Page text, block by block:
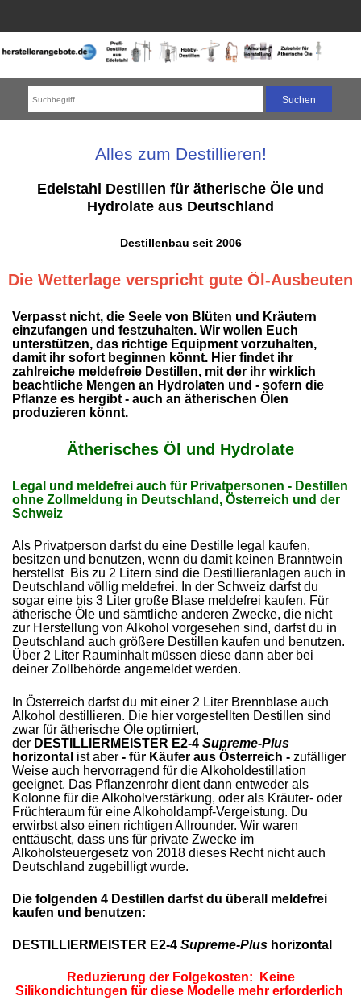
Alles zum Destillieren!
Edelstahl Destillen für ätherische Öle und
Hydrolate aus Deutschland
Destillenbau seit 2006
Die Wetterlage verspricht gute Öl-Ausbeuten
Verpasst nicht, die Seele von Blüten und Kräutern
einzufangen und festzuhalten. Wir wollen Euch
unterstützen, das richtige Equipment vorzuhalten,
damit ihr sofort beginnen könnt. Hier findet ihr
zahlreiche meldefreie Destillen, mit der ihr wirklich
beachtliche Mengen an Hydrolaten und - sofern die
Pflanze es hergibt - auch an ätherischen Ölen
produzieren könnt.
Ätherisches Öl und Hydrolate
Legal und meldefrei auch für Privatpersonen - Destillen
ohne Zollmeldung in Deutschland, Österreich und der
Schweiz
Als Privatperson darfst du eine Destille legal kaufen,
besitzen und benutzen, wenn du damit keinen Branntwein
herstellst. Bis zu 2 Litern sind die Destillieranlagen auch in
Deutschland völlig meldefrei. In der Schweiz darfst du
sogar eine bis 3 Liter große Blase meldefrei kaufen. Für
ätherische Öle und sämtliche anderen Zwecke, die nicht
zur Herstellung von Alkohol vorgesehen sind, darfst du in
Deutschland auch größere Destillen kaufen und benutzen.
Über 2 Liter Rauminhalt müssen diese dann aber bei
deiner Zollbehörde angemeldet werden.
In Österreich darfst du mit einer 2 Liter Brennblase auch
Alkohol destillieren. Die hier vorgestellten Destillen sind
zwar für ätherische Öle optimiert,
der DESTILLIERMEISTER E2-4Supreme-Plus
horizontal ist aber- für Käufer aus Österreich - zufälliger
Weise auch hervorragend für die Alkoholdestillation
geeignet. Das Pflanzenrohr dient dann entweder als
Kolonne für die Alkoholverstärkung, oder als Kräuter- oder
Früchteraum für eine Alkoholdampf-Vergeistung. Du
erwirbst also einen richtigen Allrounder. Wir waren
enttäuscht, dass uns für private Zwecke im
Alkoholsteuergesetz von 2018 dieses Recht nicht auch
Deutschland zugebilligt wurde.
Die folgenden 4 Destillen darfst du überall meldefrei
kaufen und benutzen:
DESTILLIERMEISTER E2-4Supreme-Plus horizontal
Reduzierung der Folgekosten: Keine
Silikondichtungen für diese Modelle mehr erforderlich